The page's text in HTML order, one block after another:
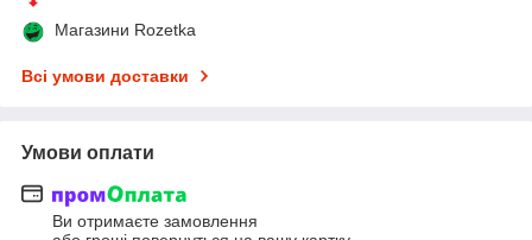
Магазини Rozetka
Всі умови доставки
Умови оплати
Ви отримаєте замовлення